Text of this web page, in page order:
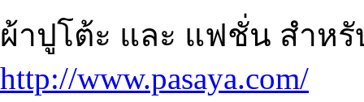
ผ้าปูโต้ะ และ แฟชั่น สำห
http://www.pasaya.com/